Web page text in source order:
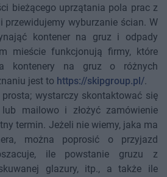
bieżącego uprzątania pola prac z
przewidujemy wyburzanie ścian. W
kontener na gruz i odpady
mieście funkcjonują firmy, które
kontenery na gruz o różnych
jest to https://skipgroup.pl/.
wystarczy skontaktować się
mailowo i złożyć zamówienie
termin. Jeżeli nie wiemy, jaka ma
można poprosić o przyjazd
ile powstanie gruzu z
glazury, itp., a także ile